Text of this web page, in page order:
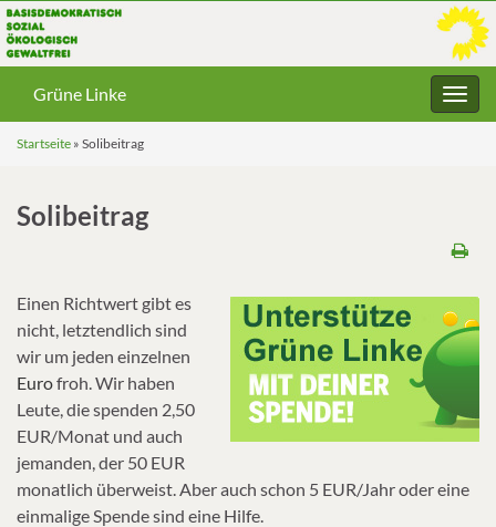
Grüne Linke
Startseite » Solibeitrag
Solibeitrag
Einen Richtwert gibt es
nicht, letztendlich sind
wir um jeden einzelnen
Eurofroh. Wir haben
Leute, die spenden 2,50
EUR/Monat und auch
jemanden, der 50 EUR
monatlich überweist. Aber auch schon 5 EUR/Jahr oder eine
einmalige Spende sind eine Hilfe.